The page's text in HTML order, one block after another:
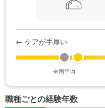
← ケアが手厚い
全国平均
職種ごとの経験年数